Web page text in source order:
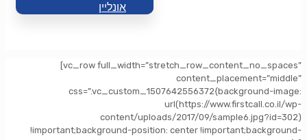
אונליין
[vc_row full_width=”stretch_row_content_no_spaces”
content_placement=”middle”
css=”.vc_custom_1507642556372{background-image:
url(https://www.firstcall.co.il/wp-
content/uploads/2017/09/sample6.jpg?id=302)
!important;background-position: center !important;background-